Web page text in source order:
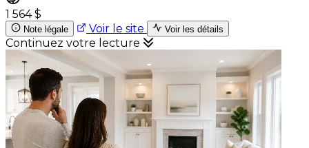
1 564 $
Note légale Voir le site Voir les détails
Continuez votre lecture